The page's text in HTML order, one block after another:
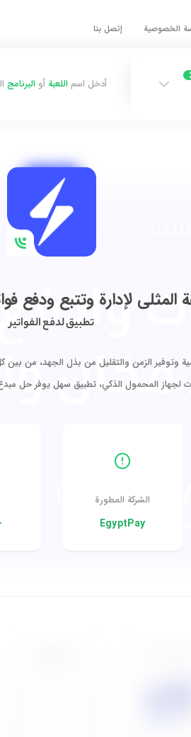
الخصوصية إتصل بنا
أدخل اسم اللعبة أو البرنامج
المثلى لإدارة وتتبع ودفع
تطبيق لدفع الفواتير
الزمن والتقليل من بذل الجهد، من بين كل
المحمول الذكي، تطبيق سهل يوفر حل
الشركة المطورة
EgyptPay